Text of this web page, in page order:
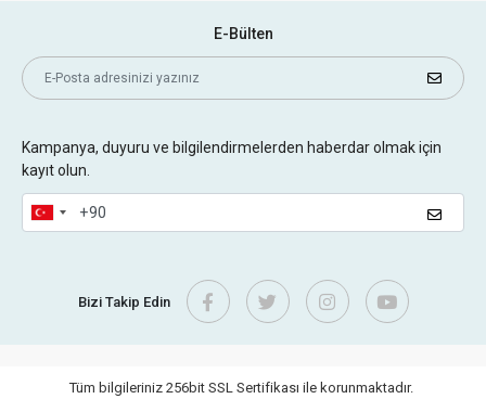
E-Bülten
Kampanya, duyuru ve bilgilendirmelerden haberdar olmak için
kayıt olun.
Bizi Takip Edin
Tüm bilgileriniz 256bit SSL Sertifikası ile korunmaktadır.